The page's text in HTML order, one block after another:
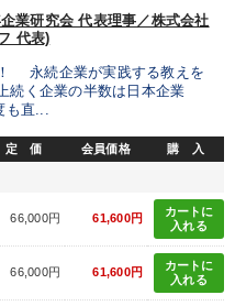
材（全761タイトル）からお探
務力UP
業研究会 代表理事／株式会社
代表)
永続企業が実践する教えを
続く企業の半数は日本企業
直...
定 価 会員価格 購 入
66,000円 61,600円
カートに
入れる
66,000円 61,600円
カートに
入れる